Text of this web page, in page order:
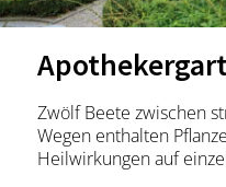
Wein
Wandern
Zwölf Beete zwischen
Wegen enthalten
Heilwirkungen auf